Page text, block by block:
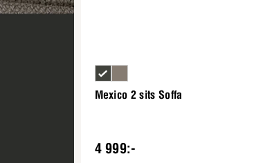
Mexico 2 sits Soffa
4 999:-